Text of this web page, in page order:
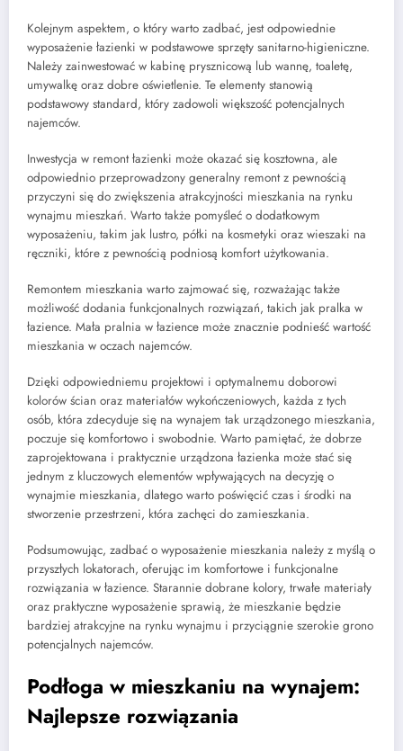
Kolejnym aspektem, o który warto zadbać, jest odpowiednie
wyposażenie łazienki w podstawowe sprzęty sanitarno-higieniczne.
Należy zainwestować w kabinę prysznicową lub wannę, toaletę,
umywalkę oraz dobre oświetlenie. Te elementy stanowią
podstawowy standard, który zadowoli większość potencjalnych
najemców.
Inwestycja w remont łazienki może okazać się kosztowna, ale
odpowiednio przeprowadzony generalny remont z pewnością
przyczyni się do zwiększenia atrakcyjności mieszkania na rynku
wynajmu mieszkań. Warto także pomyśleć o dodatkowym
wyposażeniu, takim jak lustro, półki na kosmetyki oraz wieszaki na
ręczniki, które z pewnością podniosą komfort użytkowania.
Remontem mieszkania warto zajmować się, rozważając także
możliwość dodania funkcjonalnych rozwiązań, takich jak pralka w
łazience. Mała pralnia w łazience może znacznie podnieść wartość
mieszkania w oczach najemców.
Dzięki odpowiedniemu projektowi i optymalnemu doborowi
kolorów ścian oraz materiałów wykończeniowych, każda z tych
osób, która zdecyduje się na wynajem tak urządzonego mieszkania,
poczuje się komfortowo i swobodnie. Warto pamiętać, że dobrze
zaprojektowana i praktycznie urządzona łazienka może stać się
jednym z kluczowych elementów wpływających na decyzję o
wynajmie mieszkania, dlatego warto poświęcić czas i środki na
stworzenie przestrzeni, która zachęci do zamieszkania.
Podsumowując, zadbać o wyposażenie mieszkania należy z myślą o
przyszłych lokatorach, oferując im komfortowe i funkcjonalne
rozwiązania w łazience. Starannie dobrane kolory, trwałe materiały
oraz praktyczne wyposażenie sprawią, że mieszkanie będzie
bardziej atrakcyjne na rynku wynajmu i przyciągnie szerokie grono
potencjalnych najemców.
Podłoga w mieszkaniu na wynajem:
Najlepsze rozwiązania